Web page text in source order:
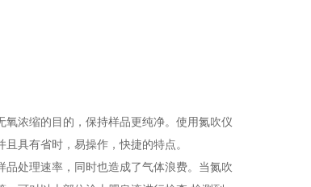
浓缩的目的，保持样品更纯净。使用氮吹仪
具有省时，易操作，快捷的特点。
处理速率，同时也造成了气体浪费。当氮吹